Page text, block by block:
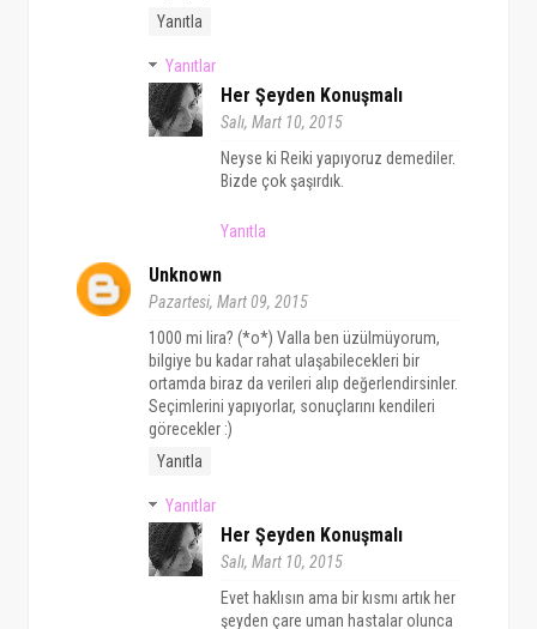
Yanıtla
Yanıtlar
Her Şeyden Konuşmalı
Salı, Mart 10, 2015
Neyse ki Reiki yapıyoruz demediler.
Bizde çok şaşırdık.
Yanıtla
Unknown
Pazartesi, Mart 09, 2015
1000 mi lira? (*o*) Valla ben üzülmüyorum,
bilgiye bu kadar rahat ulaşabilecekleri bir
ortamda biraz da verileri alıp değerlendirsinler.
Seçimlerini yapıyorlar, sonuçlarını kendileri
görecekler :)
Yanıtla
Yanıtlar
Her Şeyden Konuşmalı
Salı, Mart 10, 2015
Evet haklısın ama bir kısmı artık her
şeyden çare uman hastalar olunca